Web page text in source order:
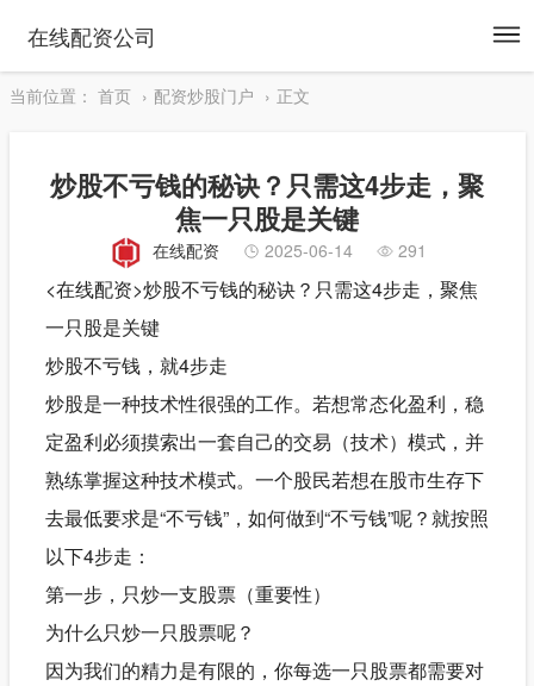
在线配资公司
当前位置： 首页 配资炒股门户 正文
炒股不亏钱的秘诀？只需这4步走，聚
焦一只股是关键
在线配资 2025-06-14 291
<在线配资>炒股不亏钱的秘诀？只需这4步走，聚焦
一只股是关键
炒股不亏钱，就4步走
炒股是一种技术性很强的工作。若想常态化盈利，稳
定盈利必须摸索出一套自己的交易（技术）模式，并
熟练掌握这种技术模式。一个股民若想在股市生存下
去最低要求是“不亏钱”，如何做到“不亏钱”呢？就按照
以下4步走：
第一步，只炒一支股票（重要性）
为什么只炒一只股票呢？
因为我们的精力是有限的，你每选一只股票都需要对